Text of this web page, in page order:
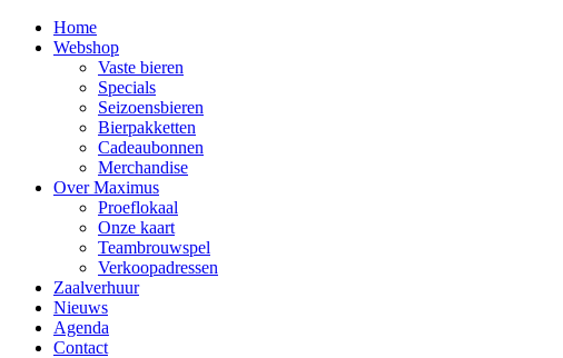
Home
Webshop
Vaste bieren
Specials
Seizoensbieren
Bierpakketten
Cadeaubonnen
Merchandise
Over Maximus
Proeflokaal
Onze kaart
Teambrouwspel
Verkoopadressen
Zaalverhuur
Nieuws
Agenda
Contact